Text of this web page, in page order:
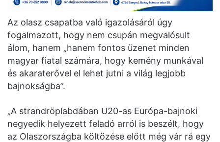
Az olasz csapatba való igazolásáról úgy
fogalmazott, hogy nem csupán megvalósult
álom, hanem „hanem fontos üzenet minden
magyar fiatal számára, hogy kemény munkával
és akaraterővel el lehet jutni a világ legjobb
bajnokságba”.
„A strandröplabdában U20-as Európa-bajnoki
negyedik helyezett feladó arról is beszélt, hogy
az Olaszországba költözése előtt még vár rá egy